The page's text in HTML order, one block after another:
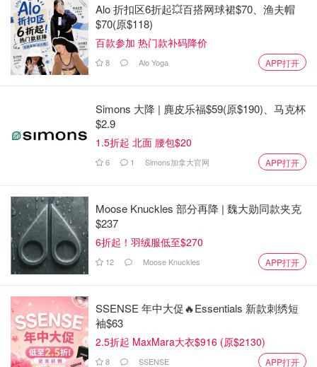
Alo 折扣区6折起💥百搭网球裙$70、渔夫帽
$70(原$118)
百款参加 热门款补码降价
8 Alo Yoga APP打开
Simons 大降 | 麂皮乐福$59(原$190)、马克杯
$2.9
1.5折起 北面 腰包$20
6 1 Simons加拿大官网 APP打开
Moose Knuckles 部分再降 | 魏大勋同款夹克
$237
6折起！羽绒服低至$270
12 Moose Knuckles APP打开
SSENSE 年中大促🔥Essentials 新款刺绣短
袖$63
2.5折起 MaxMara大衣$916 (原$2130)
8 SSENSE APP打开